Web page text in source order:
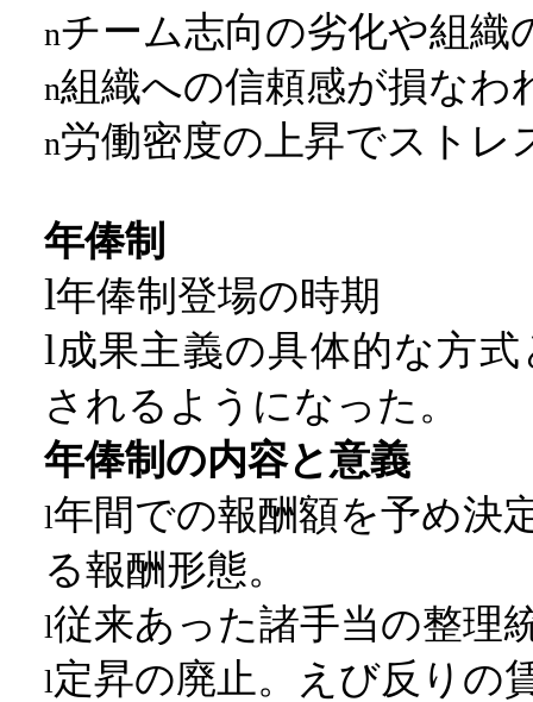
nチーム志向の劣化や組織
n組織への信頼感が損なわ
n労働密度の上昇でストレ
年俸制
l年俸制登場の時期
l成果主義の具体的な方
されるようになった。
年俸制の内容と意義
l年間での報酬額を予め決
る報酬形態。
l従来あった諸手当の整理
l定昇の廃止。えび反りの